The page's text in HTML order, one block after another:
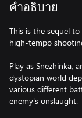
คำอธิบาย
This is the sequel
high-tempo
Play as Snezhinka,
dystopian world
various different
enemy's onslaught.